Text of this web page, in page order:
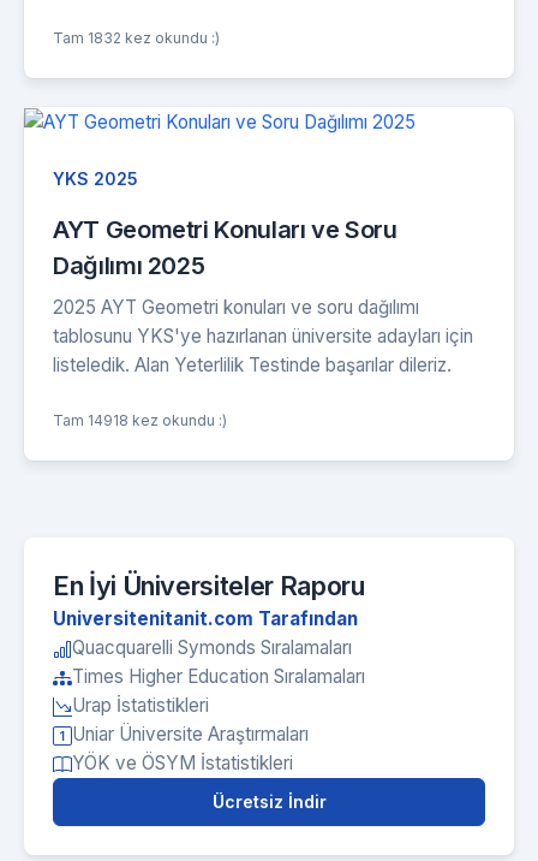
Tam 1832 kez okundu :)
YKS 2025
AYT Geometri Konuları ve Soru
Dağılımı 2025
2025 AYT Geometri konuları ve soru dağılımı
tablosunu YKS'ye hazırlanan üniversite adayları için
listeledik. Alan Yeterlilik Testinde başarılar dileriz.
Tam 14918 kez okundu :)
En İyi Üniversiteler Raporu
Universitenitanit.com Tarafından
Quacquarelli Symonds Sıralamaları
Times Higher Education Sıralamaları
Urap İstatistikleri
Uniar Üniversite Araştırmaları
YÖK ve ÖSYM İstatistikleri
Ücretsiz İndir